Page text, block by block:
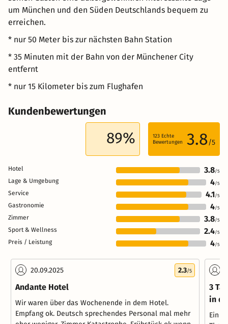
um München und den Süden Deutschlands bequem zu
erreichen.
* nur 50 Meter bis zur nächsten Bahn Station
* 35 Minuten mit der Bahn von der Münchener City
entfernt
* nur 15 Kilometer bis zum Flughafen
Kundenbewertungen
89% 123 Echte
Bewertungen
3.8/5
Hotel 3.8/5
Lage & Umgebung 4/5
Service 4.1/5
Gastronomie 4/5
Zimmer 3.8/5
Sport & Wellness 2.4/5
Preis / Leistung 4/5
20.09.2025 2.3/5
Andante Hotel
Wir waren über das Wochenende in dem Hotel.
Empfang ok. Deutsch sprechendes Personal mal mehr
3
in
Ein